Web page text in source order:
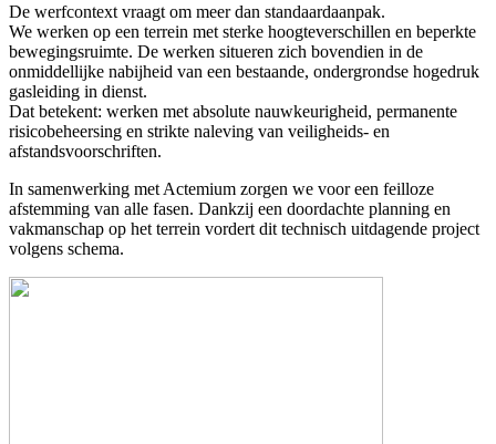
De werfcontext vraagt om meer dan standaardaanpak.
We werken op een terrein met sterke hoogteverschillen en beperkte
bewegingsruimte. De werken situeren zich bovendien in de
onmiddellijke nabijheid van een bestaande, ondergrondse hogedruk
gasleiding in dienst.
Dat betekent: werken met absolute nauwkeurigheid, permanente
risicobeheersing en strikte naleving van veiligheids- en
afstandsvoorschriften.
In samenwerking met Actemium zorgen we voor een feilloze
afstemming van alle fasen. Dankzij een doordachte planning en
vakmanschap op het terrein vordert dit technisch uitdagende project
volgens schema.